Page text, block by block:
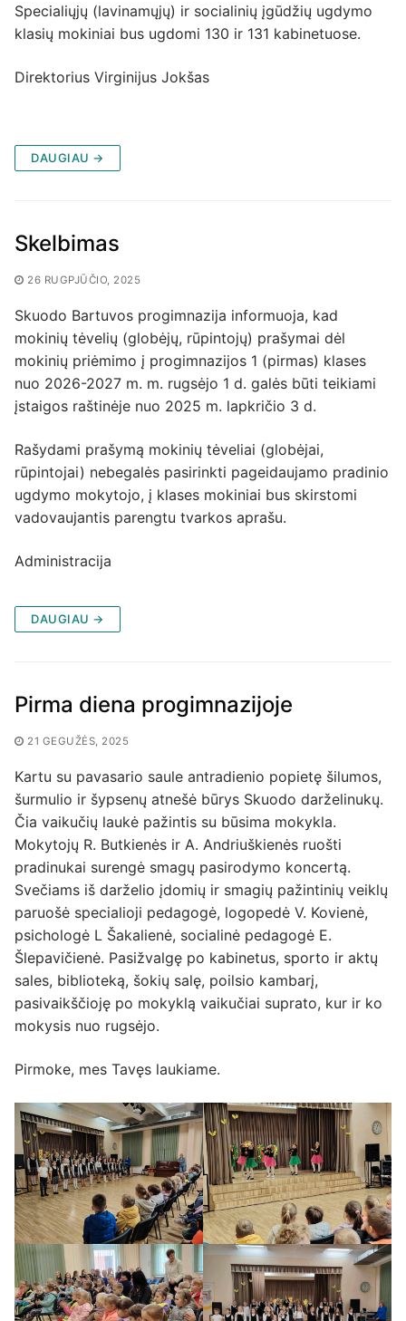
Specialiųjų (lavinamųjų) ir socialinių įgūdžių ugdymo
klasių mokiniai bus ugdomi 130 ir 131 kabinetuose.
Direktorius Virginijus Jokšas
DAUGIAU →
Skelbimas
26 RUGPJŪČIO, 2025
Skuodo Bartuvos progimnazija informuoja, kad
mokinių tėvelių (globėjų, rūpintojų) prašymai dėl
mokinių priėmimo į progimnazijos 1 (pirmas) klases
nuo 2026-2027 m. m. rugsėjo 1 d. galės būti teikiami
įstaigos raštinėje nuo 2025 m. lapkričio 3 d.
Rašydami prašymą mokinių tėveliai (globėjai,
rūpintojai) nebegalės pasirinkti pageidaujamo pradinio
ugdymo mokytojo, į klases mokiniai bus skirstomi
vadovaujantis parengtu tvarkos aprašu.
Administracija
DAUGIAU →
Pirma diena progimnazijoje
21 GEGUŽĖS, 2025
Kartu su pavasario saule antradienio popietę šilumos,
šurmulio ir šypsenų atnešė būrys Skuodo darželinukų.
Čia vaikučių laukė pažintis su būsima mokykla.
Mokytojų R. Butkienės ir A. Andriuškienės ruošti
pradinukai surengė smagų pasirodymo koncertą.
Svečiams iš darželio įdomių ir smagių pažintinių veiklų
paruošė specialioji pedagogė, logopedė V. Kovienė,
psichologė L Šakalienė, socialinė pedagogė E.
Šlepavičienė. Pasižvalgę po kabinetus, sporto ir aktų
sales, biblioteką, šokių salę, poilsio kambarį,
pasivaikščioję po mokyklą vaikučiai suprato, kur ir ko
mokysis nuo rugsėjo.
Pirmoke, mes Tavęs laukiame.